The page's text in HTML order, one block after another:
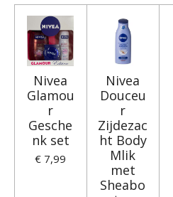
Nivea
Glamou
r
Gesche
nk set
€ 7,99
Nivea
Douceu
r
Zijdezac
ht Body
Mlik
met
Sheabo